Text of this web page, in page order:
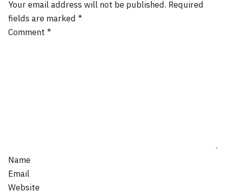
Your email address will not be published. Required
fields are marked *
Comment *
Name
Email
Website